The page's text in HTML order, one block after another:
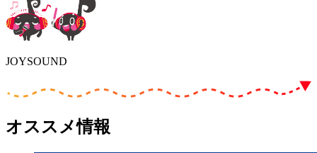
JOYSOUND
オススメ情報